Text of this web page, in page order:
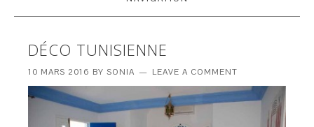
DÉCO TUNISIENNE
10 MARS 2016 BYSONIA LEAVE A COMMENT